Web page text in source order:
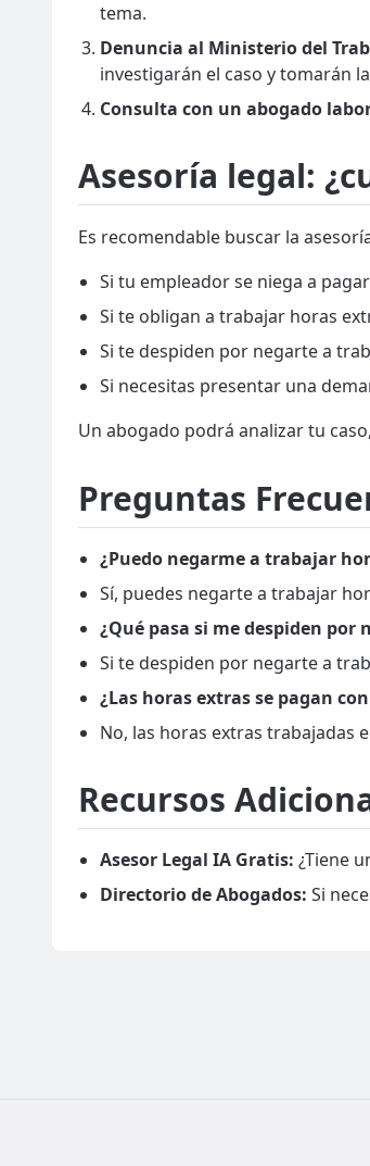
tema.
Denuncia al Ministerio del
investigarán el caso y tomarán
Consulta con un abogado
Asesoría legal:
Es recomendable buscar la
Si tu empleador se niega a
Si te obligan a trabajar horas
Si te despiden por negarte a
Si necesitas presentar una
Un abogado podrá analizar tu
Preguntas
¿Puedo negarme a trabajar
Sí, puedes negarte a trabajar
¿Qué pasa si me despiden
Si te despiden por negarte a
¿Las horas extras se pagan
No, las horas extras trabajadas
Recursos
Asesor Legal IA Gratis: ¿Tiene
Directorio de Abogados: Si